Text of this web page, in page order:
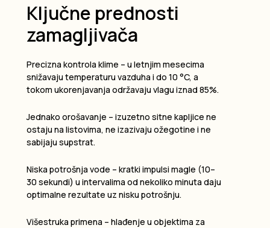
Ključne prednosti
zamagljivača
Precizna kontrola klime – u letnjim mesecima
snižavaju temperaturu vazduha i do 10 °C, a
tokom ukorenjavanja održavaju vlagu iznad 85%.
Jednako orošavanje – izuzetno sitne kapljice ne
ostaju na listovima, ne izazivaju ožegotine i ne
sabijaju supstrat.
Niska potrošnja vode – kratki impulsi magle (10–
30 sekundi) u intervalima od nekoliko minuta daju
optimalne rezultate uz nisku potrošnju.
Višestruka primena – hlađenje u objektima za